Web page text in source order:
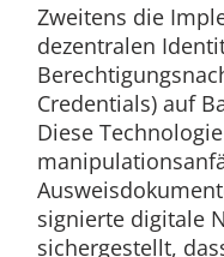
Zweitens die
dezentralen
Credentials) auf
Diese
signierte digitale
sichergestellt,